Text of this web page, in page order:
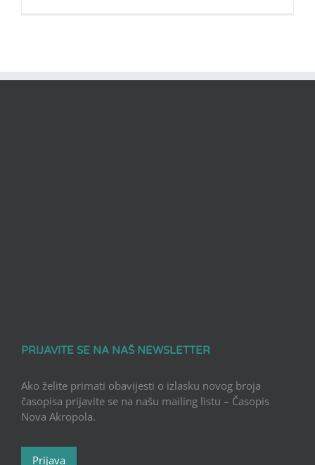
PRIJAVITE SE NA NAŠ NEWSLETTER
Ako želite primati obavijesti o izlasku novog broja
časopisa prijavite se na našu mailing listu – Časopis
Nova Akropola.
Prijava